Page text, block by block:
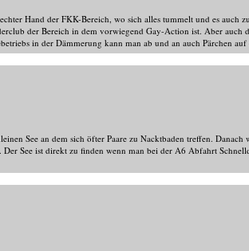
Hand der FKK-Bereich, wo sich alles tummelt und es auch
der Bereich in dem vorwiegend Gay-Action ist. Aber auch
in der Dämmerung kann man ab und an auch Pärchen
See an dem sich öfter Paare zu Nacktbaden treffen. Danach
Der See ist direkt zu finden wenn man bei der A6 Abfahrt